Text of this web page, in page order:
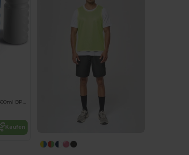
Ergonomische Sportflasche 500ml BPA-frei
Kaufen